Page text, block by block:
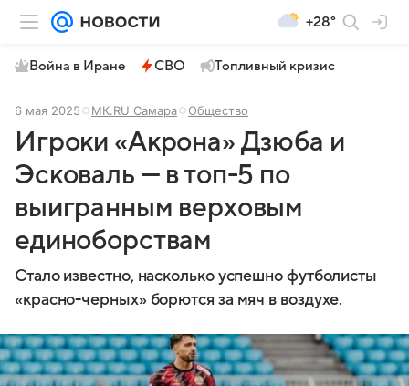
+28°
Война в Иране СВО Топливный кризис
6 мая 2025 МК.RU Самара Общество
Игроки «Акрона» Дзюба и
Эсковаль — в топ-5 по
выигранным верховым
единоборствам
Стало известно, насколько успешно футболисты
«красно-черных» борются за мяч в воздухе.